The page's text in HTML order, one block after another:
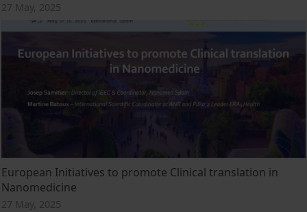
27 May, 2025
European Initiatives to promote Clinical translation in
Nanomedicine
27 May, 2025